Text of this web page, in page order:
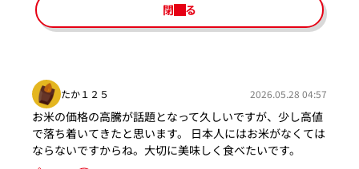
閉じる
たか１２５ 2026.05.28 04:57
お米の価格の高騰が話題となって久しいですが、少し高値
で落ち着いてきたと思います。 日本人にはお米がなくては
ならないですからね。大切に美味しく食べたいです。